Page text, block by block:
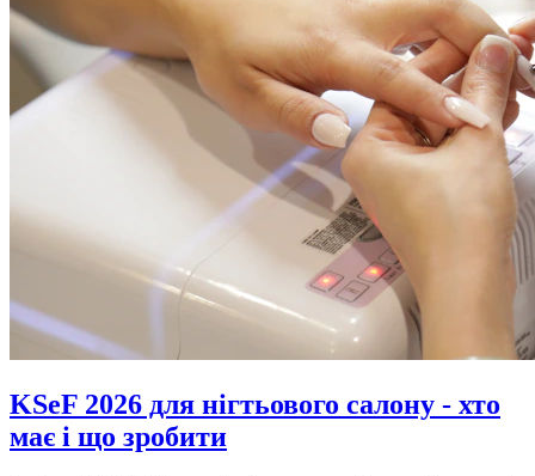
KSeF 2026 для нігтьового салону - хто
має і що зробити